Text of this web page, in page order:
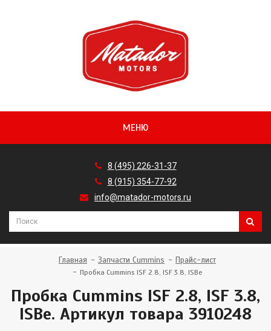
МЕНЮ
8 (495) 226-31-37
8 (915) 354-77-92
info@matador-motors.ru
Главная Запчасти Cummins Прайс-лист
Пробка Cummins ISF 2.8, ISF 3.8, ISBe
Пробка Cummins ISF 2.8, ISF 3.8,
ISBe. Артикул товара 3910248